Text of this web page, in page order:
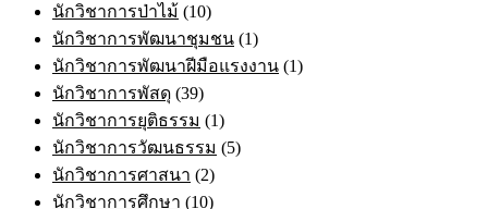
นักวิชาการป่าไม้ (10)
นักวิชาการพัฒนาชุมชน (1)
นักวิชาการพัฒนาฝีมือแรงงาน (1)
นักวิชาการพัสดุ (39)
นักวิชาการยุติธรรม (1)
นักวิชาการวัฒนธรรม (5)
นักวิชาการศาสนา (2)
นักวิชาการศึกษา (10)